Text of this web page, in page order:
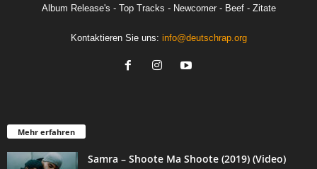
Album Release's - Top Tracks - Newcomer - Beef - Zitate
Kontaktieren Sie uns: info@deutschrap.org
Mehr erfahren
Samra – Shoote Ma Shoote (2019) (Video)